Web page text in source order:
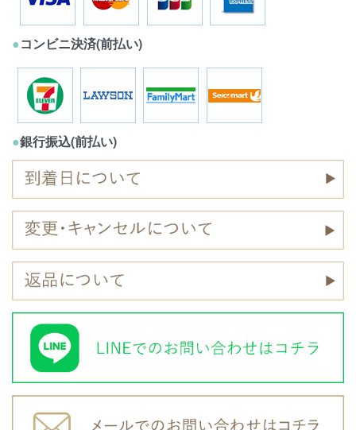
●コンビニ決済(前払い)
●銀行振込(前払い)